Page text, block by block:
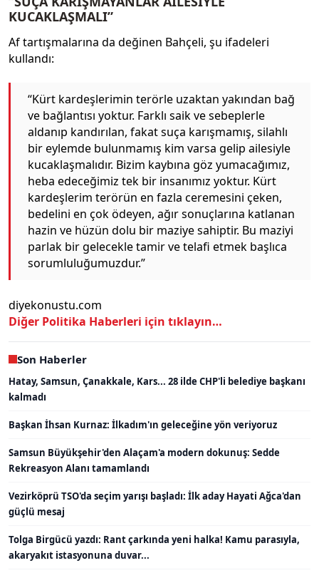
KUCAKLAŞMALI”
Af tartışmalarına da değinen Bahçeli, şu ifadeleri
kullandı:
“Kürt kardeşlerimin terörle uzaktan yakından bağ
ve bağlantısı yoktur. Farklı saik ve sebeplerle
aldanıp kandırılan, fakat suça karışmamış, silahlı
bir eylemde bulunmamış kim varsa gelip ailesiyle
kucaklaşmalıdır. Bizim kaybına göz yumacağımız,
heba edeceğimiz tek bir insanımız yoktur. Kürt
kardeşlerim terörün en fazla ceremesini çeken,
bedelini en çok ödeyen, ağır sonuçlarına katlanan
hazin ve hüzün dolu bir maziye sahiptir. Bu maziyi
parlak bir gelecekle tamir ve telafi etmek başlıca
sorumluluğumuzdur.”
diyekonustu.com
Diğer Politika Haberleri için tıklayın…
Son Haberler
Hatay, Samsun, Çanakkale, Kars... 28 ilde CHP'li belediye başkanı
kalmadı
Başkan İhsan Kurnaz: İlkadım'ın geleceğine yön veriyoruz
Samsun Büyükşehir'den Alaçam'a modern dokunuş: Sedde
Rekreasyon Alanı tamamlandı
Vezirköprü TSO'da seçim yarışı başladı: İlk aday Hayati Ağca'dan
güçlü mesaj
Tolga Birgücü yazdı: Rant çarkında yeni halka! Kamu parasıyla,
akaryakıt istasyonuna duvar...